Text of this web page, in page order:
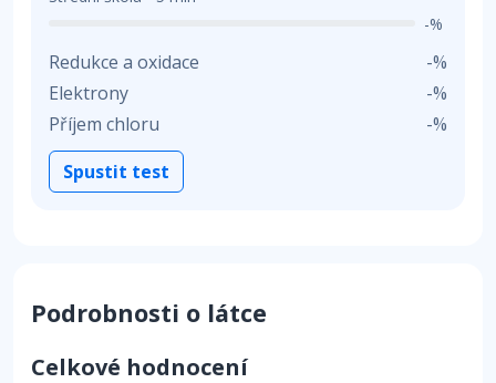
-%
Redukce a oxidace
-%
Elektrony
-%
Příjem chloru
-%
Spustit test
Podrobnosti o látce
Celkové hodnocení